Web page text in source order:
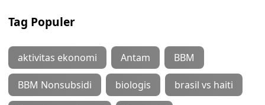
Tag Populer
aktivitas ekonomi Antam BBM
BBM Nonsubsidi biologis brasil vs haiti